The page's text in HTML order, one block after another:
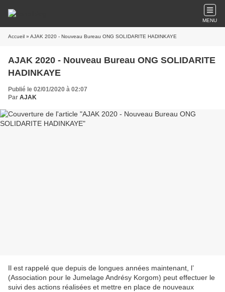
MENU
Accueil » AJAK 2020 - Nouveau Bureau ONG SOLIDARITE HADINKAYE
AJAK 2020 - Nouveau Bureau ONG SOLIDARITE
HADINKAYE
Publié le 02/01/2020 à 02:07
Par AJAK
Il est rappelé que depuis de longues années maintenant, l’
(Association pour le Jumelage Andrésy Korgom) peut effectuer le
suivi des actions réalisées et mettre en place de nouveaux